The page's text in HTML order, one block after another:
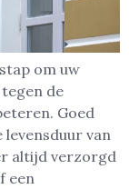
om uw
de
Goed
van
altijd verzorgd
een